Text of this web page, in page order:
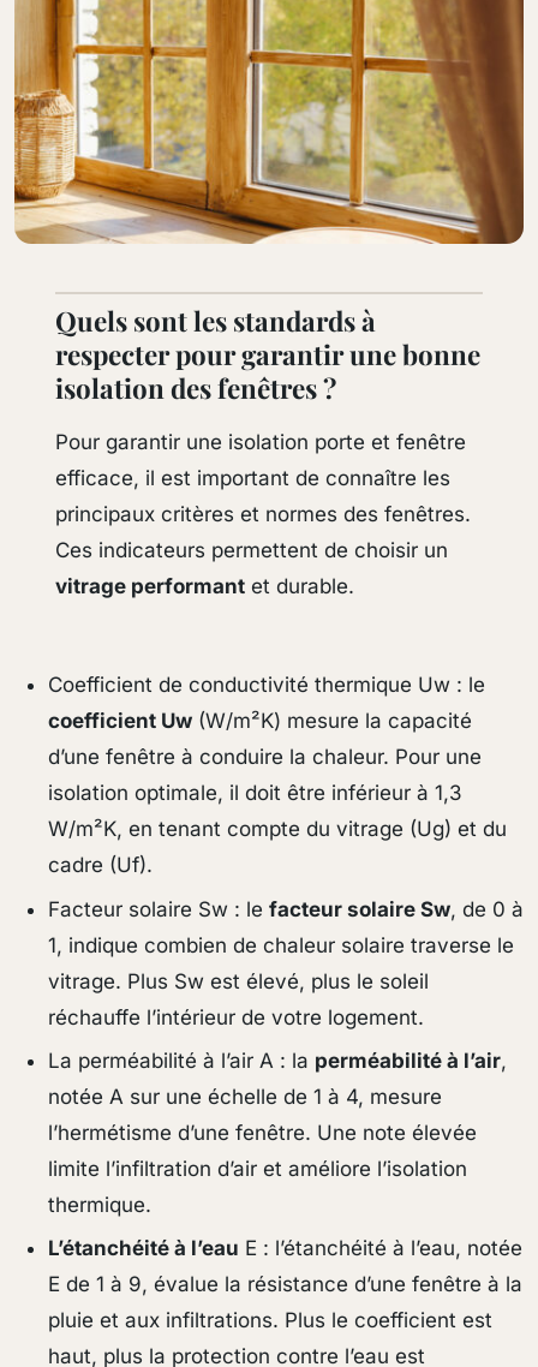
Quels sont les standards à
respecter pour garantir une bonne
isolation des fenêtres ?
Pour garantir une isolation porte et fenêtre
efficace, il est important de connaître les
principaux critères et normes des fenêtres.
Ces indicateurs permettent de choisir un
vitrage performantet durable.
Coefficient de conductivité thermique Uw : le
coefficient Uw (W/m²K) mesure la capacité
d’une fenêtre à conduire la chaleur. Pour une
isolation optimale, il doit être inférieur à 1,3
W/m²K, en tenant compte du vitrage (Ug) et du
cadre (Uf).
Facteur solaire Sw : le facteur solaire Sw, de 0 à
1, indique combien de chaleur solaire traverse le
vitrage. Plus Sw est élevé, plus le soleil
réchauffe l’intérieur de votre logement.
La perméabilité à l’air A : la perméabilité à l’air,
notée A sur une échelle de 1 à 4, mesure
l’hermétisme d’une fenêtre. Une note élevée
limite l’infiltration d’air et améliore l’isolation
thermique.
L’étanchéité à l’eau E : l’étanchéité à l’eau, notée
E de 1 à 9, évalue la résistance d’une fenêtre à la
pluie et aux infiltrations. Plus le coefficient est
haut, plus la protection contre l’eau est